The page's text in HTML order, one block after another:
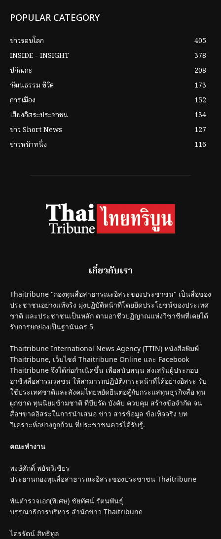
POPULAR CATEGORY
ข่าวรอบโลก
405
INSIDE - INSIGHT
378
ปกิณกะ
208
วัฒนธรรม ชีวิต
173
การเมือง
152
เสียงอิสระประชาชน
134
ข่าว Short News
127
ข่าวหน้าหนึ่ง
116
เกี่ยวกับเรา
Thaitribune "กองทุนสื่อสาธารณะอิสระของประชาชน" เป็นสื่อของ
ประชาชนอย่างแท้จริง มุ่งปฏิบัติหน้าที่โดยยึดประโยชน์ของประเทศ
ชาติ และประชาชนเป็นหลัก ตามอาชีวปฏิญาณแห่งวิชาชีพที่เคยได้
รับการยกย่องเป็นฐานันดร 5
Thaitribune International News Agency (TTIN) หนังสือพิมพ์
Thaitribune, เว็บไซต์ Thaitribune Online และ Facebook
Thaitribune จึงได้ก่อกำเนิดขึ้น เพื่อสนับสนุน ส่งเสริมผู้ประกอบ
อาชีพสื่อสารมวลชน ให้สามารถปฏิบัติภาระหน้าที่ได้อย่างอิสระ รับ
ใช้ประเทศชาติและสังคมไทยหยัดยืนต่อสู้กับกระแสทุนธุรกิจสื่อ ทุน
ผูกขาด ทุนนิยมข้ามชาติ ที่บีบรัด บังคับ ควบคุม สร้างข้อจำกัด จน
สื่อฯขาดอิสระในการนำเสนอ ข่าว สารข้อมูล ข้อเท็จจริง บท
วิเคราะห์อย่างถูกถ้วน ที่ประชาชนควรได้รับรู้.
คณะทำงาน
พงษ์ศักดิ์ พยัฆวิเชียร
ประธานกองทุนสื่อสาธารณะอิสระของประชาชน Thaitribune
พันตำรวจเอก(พิเศษ) ชัยทัศน์ รัตนพันธุ์
บรรณาธิการบริหาร สำนักข่าว Thaitribune
ไตรรัตน์ สิทธิทูล